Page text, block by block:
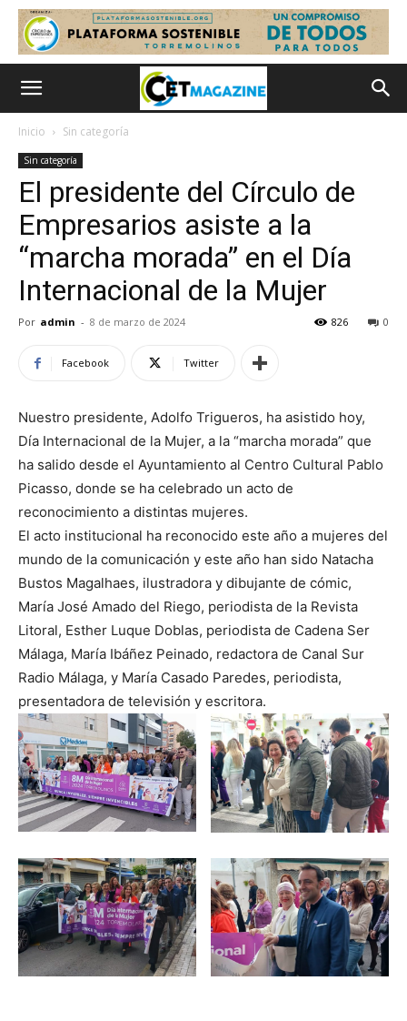
Inicio Sin categoría
Sin categoría
El presidente del Círculo de
Empresarios asiste a la
“marcha morada” en el Día
Internacional de la Mujer
Por admin - 8 de marzo de 2024 0
826
Facebook Twitter
Nuestro presidente, Adolfo Trigueros, ha asistido hoy,
Día Internacional de la Mujer, a la “marcha morada” que
ha salido desde el Ayuntamiento al Centro Cultural Pablo
Picasso, donde se ha celebrado un acto de
reconocimiento a distintas mujeres.
El acto institucional ha reconocido este año a mujeres del
mundo de la comunicación y este año han sido Natacha
Bustos Magalhaes, ilustradora y dibujante de cómic,
María José Amado del Riego, periodista de la Revista
Litoral, Esther Luque Doblas, periodista de Cadena Ser
Málaga, María Ibáñez Peinado, redactora de Canal Sur
Radio Málaga, y María Casado Paredes, periodista,
presentadora de televisión y escritora.